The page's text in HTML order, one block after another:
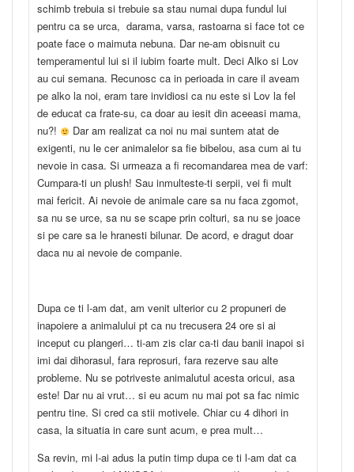
schimb trebuia si trebuie sa stau numai dupa fundul lui
pentru ca se urca, darama, varsa, rastoarna si face tot ce
poate face o maimuta nebuna. Dar ne-am obisnuit cu
temperamentul lui si il iubim foarte mult. Deci Alko si Lov
au cui semana. Recunosc ca in perioada in care il aveam
pe alko la noi, eram tare invidiosi ca nu este si Lov la fel
de educat ca frate-su, ca doar au iesit din aceeasi mama,
nu?!
Dar am realizat ca noi nu mai suntem atat de
exigenti, nu le cer animalelor sa fie bibelou, asa cum ai tu
nevoie in casa. Si urmeaza a fi recomandarea mea de varf:
Cumpara-ti un plush! Sau inmulteste-ti serpii, vei fi mult
mai fericit. Ai nevoie de animale care sa nu faca zgomot,
sa nu se urce, sa nu se scape prin colturi, sa nu se joace
si pe care sa le hranesti bilunar. De acord, e dragut doar
daca nu ai nevoie de companie.
Dupa ce ti l-am dat, am venit ulterior cu 2 propuneri de
inapoiere a animalului pt ca nu trecusera 24 ore si ai
inceput cu plangeri… ti-am zis clar ca-ti dau banii inapoi si
imi dai dihorasul, fara reprosuri, fara rezerve sau alte
probleme. Nu se potriveste animalutul acesta oricui, asa
este! Dar nu ai vrut… si eu acum nu mai pot sa fac nimic
pentru tine. Si cred ca stii motivele. Chiar cu 4 dihori in
casa, la situatia in care sunt acum, e prea mult…
Sa revin, mi l-ai adus la putin timp dupa ce ti l-am dat ca